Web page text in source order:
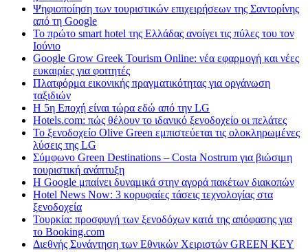
Ψηφιοποίηση των τουριστικών επιχειρήσεων της Σαντορίνης
από τη Google
Το πρώτο smart hotel της Ελλάδας ανοίγει τις πύλες του τον
Ιούνιο
Google Grow Greek Tourism Online: νέα εφαρμογή και νέες
ευκαιρίες για φοιτητές
Πλατφόρμα εικονικής πραγματικότητας για οργάνωση
ταξιδιών
Η 5η Εποχή είναι τώρα εδώ από την LG
Hotels.com: πώς θέλουν το ιδανικό ξενοδοχείο οι πελάτες
To ξενοδοχείο Olive Green εμπιστεύεται τις ολοκληρωμένες
λύσεις της LG
Σύμφωνο Green Destinations – Costa Nostrum για βιώσιμη
τουριστική ανάπτυξη
H Google μπαίνει δυναμικά στην αγορά πακέτων διακοπών
Hotel News Now: 3 κορυφαίες τάσεις τεχνολογίας στα
ξενοδοχεία
Τουρκία: προσφυγή των ξενοδόχων κατά της απόφασης για
το Booking.com
Διεθνής Συνάντηση των Εθνικών Χειριστών GREEN KEY